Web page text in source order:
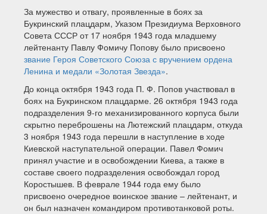
За мужество и отвагу, проявленные в боях за
Букринский плацдарм, Указом Президиума Верховного
Совета СССР от 17 ноября 1943 года младшему
лейтенанту Павлу Фомичу Попову было присвоено
звание Героя Советского Союза с вручением ордена
Ленина и медали «Золотая Звезда».
До конца октября 1943 года П. Ф. Попов участвовал в
боях на Букринском плацдарме. 26 октября 1943 года
подразделения 9-го механизированного корпуса были
скрытно переброшены на Лютежский плацдарм, откуда
3 ноября 1943 года перешли в наступление в ходе
Киевской наступательной операции. Павел Фомич
принял участие и в освобождении Киева, а также в
составе своего подразделения освобождал город
Коростышев. В феврале 1944 года ему было
присвоено очередное воинское звание – лейтенант, и
он был назначен командиром противотанковой роты.